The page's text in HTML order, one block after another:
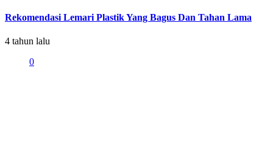
Rekomendasi Lemari Plastik Yang Bagus Dan Tahan Lama
4 tahun lalu
0